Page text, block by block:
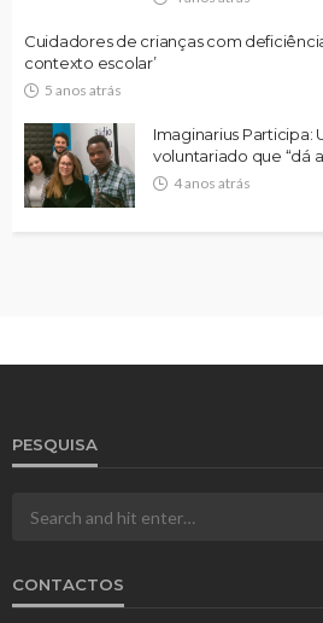
Cuidadores de crianças com
contexto escolar’
5 anos atrás
Imaginarius Participa:
voluntariado que “dá
4 anos atrás
PESQUISA
CONTACTOS